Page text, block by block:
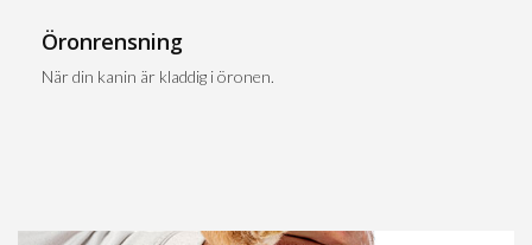
Öronrensning
När din kanin är kladdig i öronen.